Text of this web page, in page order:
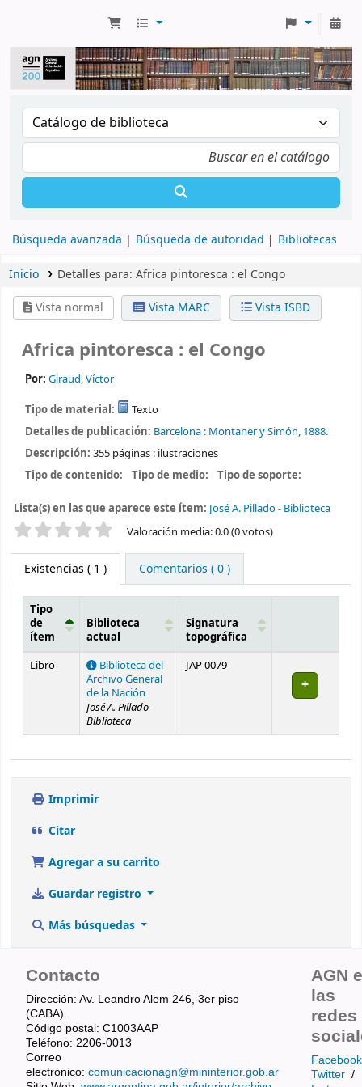
Búsqueda avanzada Búsqueda de autoridad Bibliotecas
Inicio Detalles para: Africa pintoresca : el Congo
Vista normal
Vista MARC Vista ISBD
Africa pintoresca : el Congo
Por: Giraud, Víctor
Tipo de material:
Texto
Detalles de publicación: Barcelona : Montaner y Simón, 1888.
Descripción: 355 páginas : ilustraciones
Tipo de contenido:
Tipo de medio: Tipo de soporte:
Lista(s) en las que aparece este ítem: José A. Pillado - Biblioteca
Valoración Valoración media: 0.0 (0 votos)
Existencias ( 1 ) Comentarios ( 0 )
Existencias
Tipo
de
ítem
Biblioteca
actual
Signatura
topográfica
Libro
Biblioteca del
Archivo General
de la Nación
José A. Pillado -
Biblioteca
JAP 0079
Imprimir
Citar
Agregar a su carrito
Guardar registro
Más búsquedas
Contacto
Dirección: Av. Leandro Alem 246, 3er piso
(CABA).
Código postal: C1003AAP
Teléfono: 2206-0013
Correo
electrónico: comunicacionagn@mininterior.gob.ar
AGN
las
redes
Facebook
Twitter /